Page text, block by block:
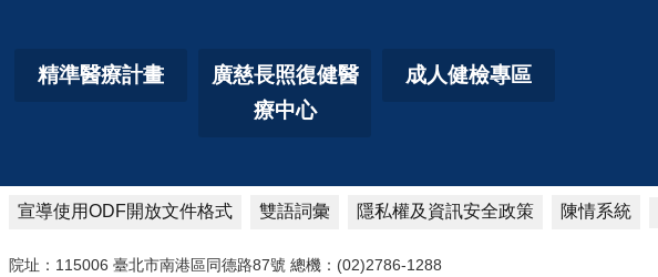
精準醫療計畫
廣慈長照復健醫
療中心
成人健檢專區
宣導使用ODF開放文件格式 雙語詞彙 隱私權及資訊安全政策 陳情系統
院址：115006 臺北市南港區同德路87號 總機：(02)2786-1288